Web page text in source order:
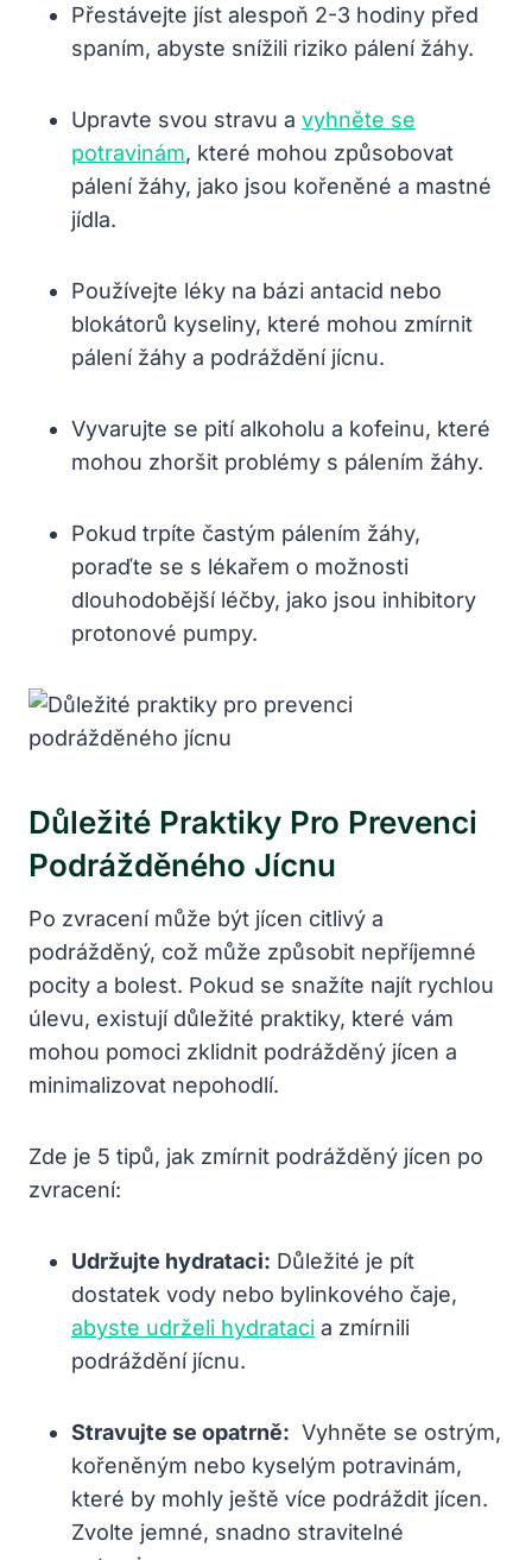
Přestávejte jíst alespoň 2-3 hodiny před
spaním,⁤ abyste snížili riziko pálení žáhy.
Upravte svou stravu a vyhněte se
potravinám, které mohou⁣ způsobovat
pálení žáhy, jako ​jsou ​kořeněné a mastné
jídla.
Používejte léky na bázi antacid nebo
blokátorů kyseliny, které mohou zmírnit
pálení žáhy a ⁢podráždění jícnu.
Vyvarujte se pití alkoholu a kofeinu, které
mohou zhoršit problémy s pálením žáhy.
Pokud trpíte⁢ častým pálením žáhy,
poraďte se ⁣s lékařem o možnosti
dlouhodobější léčby, jako jsou inhibitory
protonové pumpy.
Důležité Praktiky Pro Prevenci
Podrážděného Jícnu
Po zvracení může být jícen citlivý a
podrážděný, což může ‍způsobit nepříjemné
pocity a bolest. Pokud se⁤ snažíte najít rychlou
úlevu, existují důležité ‌praktiky, které vám
mohou pomoci zklidnit ⁣podrážděný jícen a
minimalizovat nepohodlí.
Zde je 5‌ tipů, jak​ zmírnit ⁢podrážděný jícen ​po
zvracení:
Udržujte hydrataci: Důležité je pít
dostatek vody nebo bylinkového čaje,
abyste udrželi hydrataci a zmírnili
podráždění jícnu.
Stravujte se​ opatrně: ‍ Vyhněte se ostrým,
kořeněným nebo⁢ kyselým⁣ potravinám,
které by mohly ještě více podráždit jícen.
Zvolte jemné, snadno stravitelné